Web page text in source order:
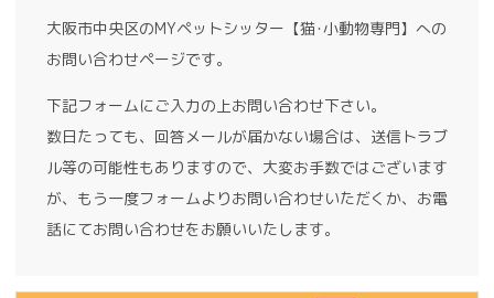
大阪市中央区のMYペットシッター【猫･小動物専門】への
お問い合わせページです。
下記フォームにご入力の上お問い合わせ下さい。
数日たっても、回答メールが届かない場合は、送信トラブ
ル等の可能性もありますので、大変お手数ではございます
が、もう一度フォームよりお問い合わせいただくか、お電
話にてお問い合わせをお願いいたします。